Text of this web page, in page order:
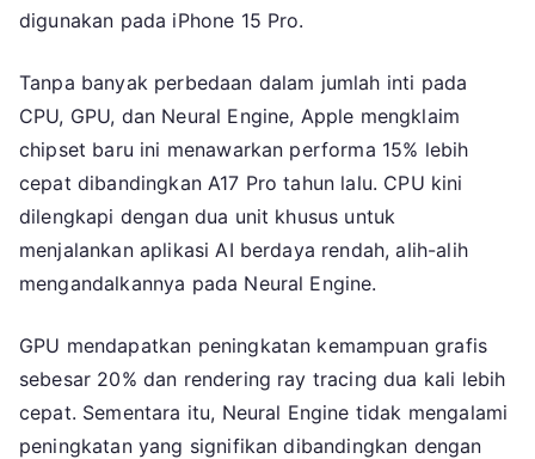
digunakan pada iPhone 15 Pro.
Tanpa banyak perbedaan dalam jumlah inti pada
CPU, GPU, dan Neural Engine, Apple mengklaim
chipset baru ini menawarkan performa 15% lebih
cepat dibandingkan A17 Pro tahun lalu. CPU kini
dilengkapi dengan dua unit khusus untuk
menjalankan aplikasi AI berdaya rendah, alih-alih
mengandalkannya pada Neural Engine.
GPU mendapatkan peningkatan kemampuan grafis
sebesar 20% dan rendering ray tracing dua kali lebih
cepat. Sementara itu, Neural Engine tidak mengalami
peningkatan yang signifikan dibandingkan dengan